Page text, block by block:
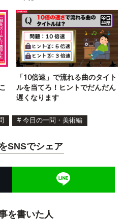
「10倍速」で流れる曲のタイト
ルを当てろ！ヒントでだんだん
遅くなります
# 今日の一問・美術編
SNSでシェア
を書いた人